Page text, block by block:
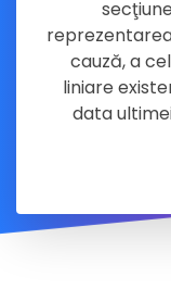
cauză, a
liniare
data